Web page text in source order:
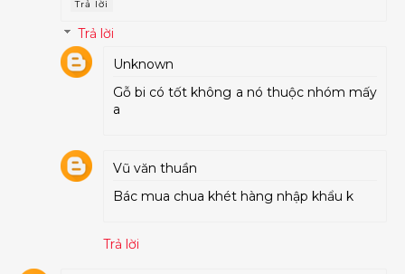
Trả lời
Trả lời
Unknown
Gỗ bi có tốt không a nó thuộc nhóm mấy
a
Vũ văn thuần
Bác mua chua khét hàng nhập khẩu k
Trả lời